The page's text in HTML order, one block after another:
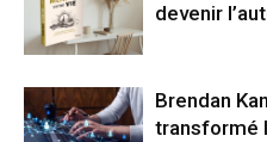
devenir
Brendan
transformé